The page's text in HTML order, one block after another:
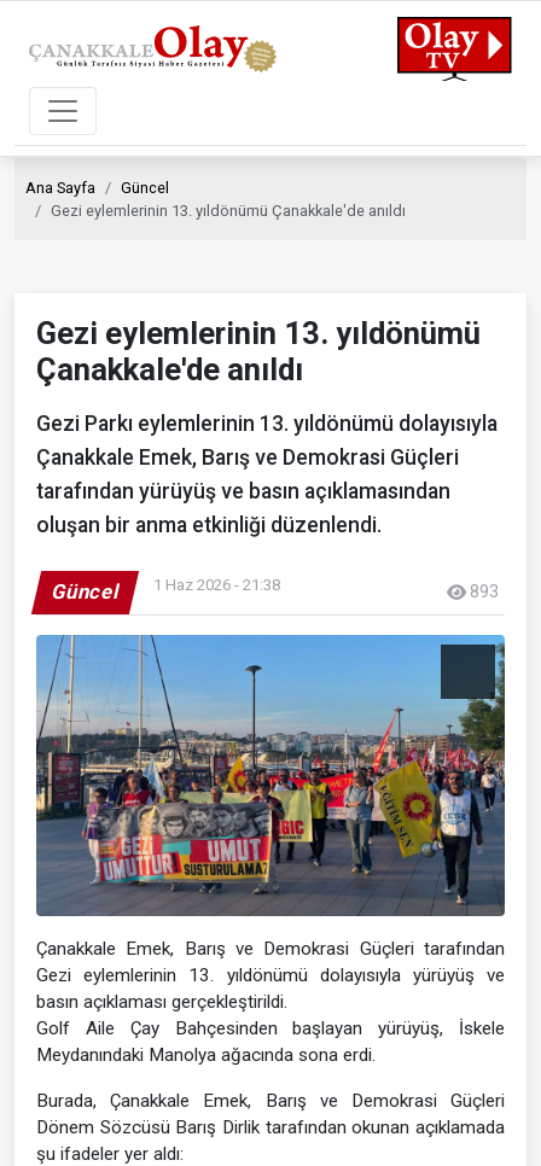
Ana Sayfa
Güncel
Gezi eylemlerinin 13. yıldönümü Çanakkale'de anıldı
Gezi eylemlerinin 13. yıldönümü
Çanakkale'de anıldı
Gezi Parkı eylemlerinin 13. yıldönümü dolayısıyla
Çanakkale Emek, Barış ve Demokrasi Güçleri
tarafından yürüyüş ve basın açıklamasından
oluşan bir anma etkinliği düzenlendi.
Güncel 1 Haz 2026 - 21:38 893
Çanakkale Emek, Barış ve Demokrasi Güçleri tarafından
Gezi eylemlerinin 13. yıldönümü dolayısıyla yürüyüş ve
basın açıklaması gerçekleştirildi.
Golf Aile Çay Bahçesinden başlayan yürüyüş, İskele
Meydanındaki Manolya ağacında sona erdi.
Burada, Çanakkale Emek, Barış ve Demokrasi Güçleri
Dönem Sözcüsü Barış Dirlik tarafından okunan açıklamada
şu ifadeler yer aldı: